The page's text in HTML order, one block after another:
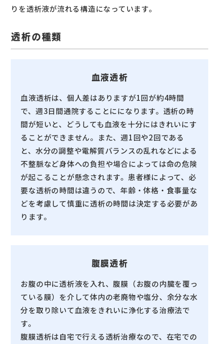
りを透析液が流れる構造になっています。
透析の種類
血液透析
血液透析は、個人差はありますが1回が約4時間
で、週3日間通院することにになります。透析の時
間が短いと、どうしても血液を十分にはきれいにす
ることができません。また、週1回や2回である
と、水分の調整や電解質バランスの乱れなどによる
不整脈など身体への負担や場合によっては命の危険
が起こることが懸念されます。患者様によって、必
要な透析の時間は違うので、年齢・体格・食事量な
どを考慮して慎重に透析の時間は決定する必要があ
ります。
腹膜透析
お腹の中に透析液を入れ、腹膜（お腹の内臓を覆っ
ている膜）を介して体内の老廃物や塩分、余分な水
分を取り除いて血液をきれいに浄化する治療法で
す。
腹膜透析は自宅で行える透析治療なので、在宅での